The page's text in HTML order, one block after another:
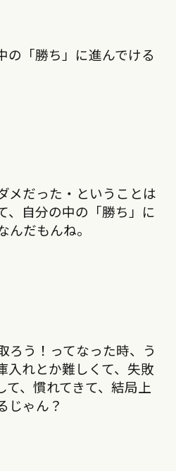
の「勝ち」に進んでける
メだった・ということは
、自分の中の「勝ち」に
だもんね。
ろう！ってなった時、う
入れとか難しくて、失敗
て、慣れてきて、結局上
じゃん？